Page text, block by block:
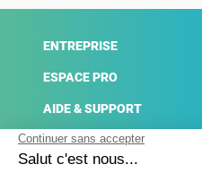
ENTREPRISE
ESPACE PRO
AIDE & SUPPORT
ACTUALITÉS